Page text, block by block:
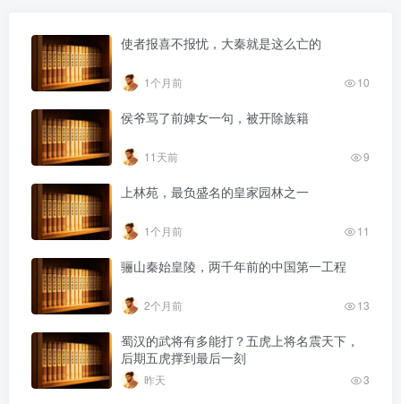
使者报喜不报忧，大秦就是这么亡的
1个月前 10
侯爷骂了前婢女一句，被开除族籍
11天前 9
上林苑，最负盛名的皇家园林之一
1个月前 11
骊山秦始皇陵，两千年前的中国第一工程
2个月前 13
蜀汉的武将有多能打？五虎上将名震天下，
后期五虎撑到最后一刻
昨天 3